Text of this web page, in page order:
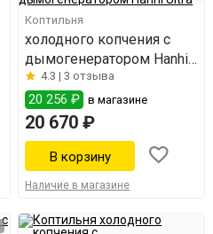
Коптильня
холодного копчения с
дымогенератором Hanhi
Ultra4.3 |3 отзыва
20 256 ₽ в магазине
20 670 ₽
Наличие в магазине